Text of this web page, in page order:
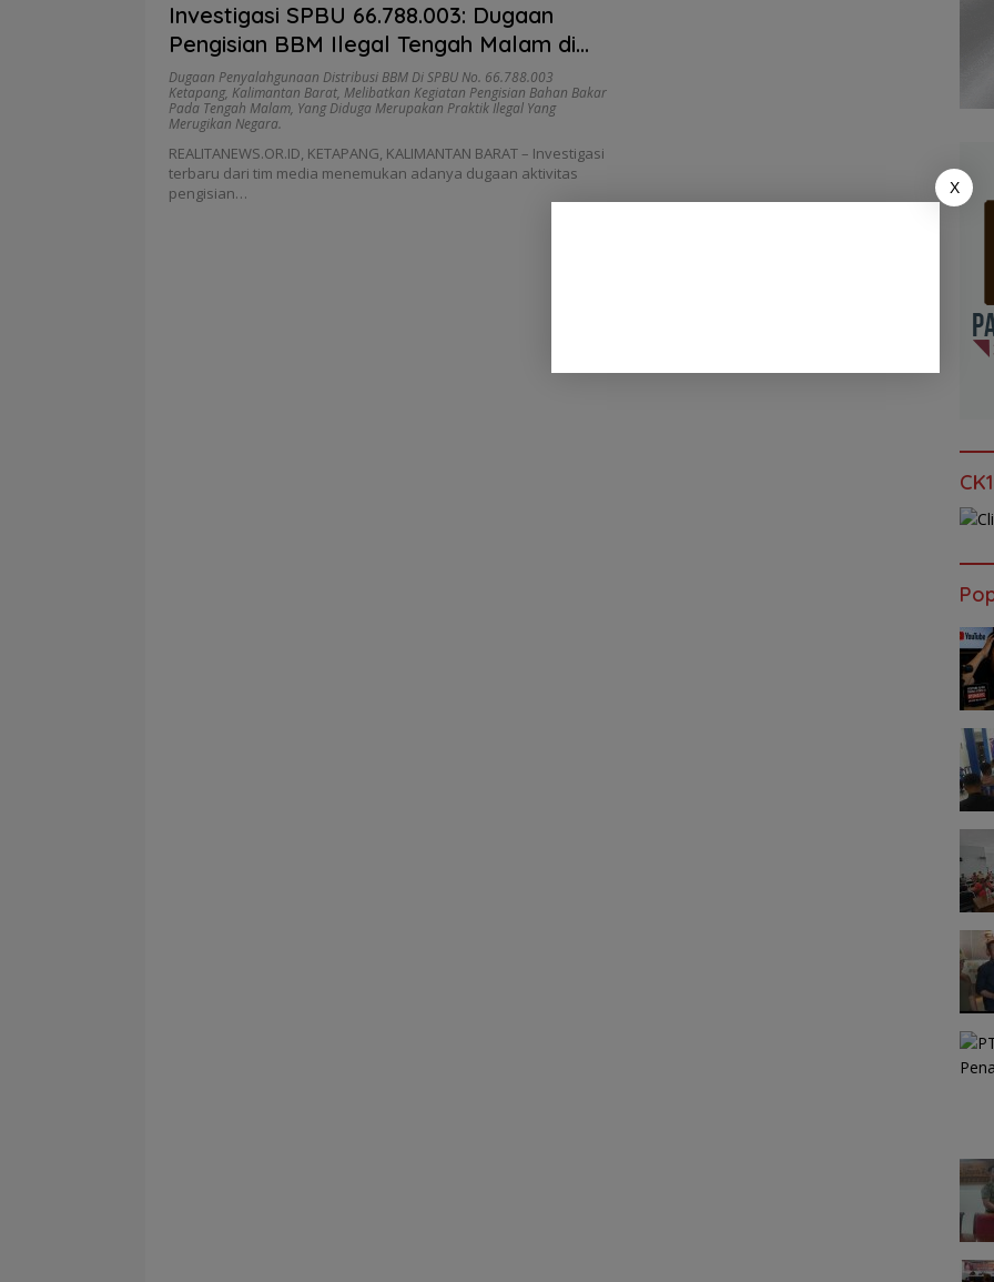
Investigasi SPBU 66.788.003: Dugaan
Pengisian BBM Ilegal Tengah Malam di
Ketapang
Dugaan Penyalahgunaan Distribusi BBM Di SPBU No. 66.788.003
Ketapang, Kalimantan Barat, Melibatkan Kegiatan Pengisian Bahan Bakar
Pada Tengah Malam, Yang Diduga Merupakan Praktik Ilegal Yang
Merugikan Negara.
REALITANEWS.OR.ID, KETAPANG, KALIMANTAN BARAT – Investigasi
terbaru dari tim media menemukan adanya dugaan aktivitas
pengisian…
CK1
X